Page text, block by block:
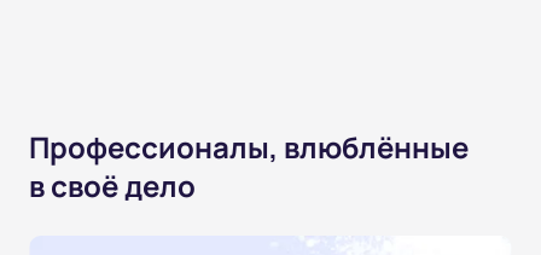
Профессионалы, влюблённые
в своё дело